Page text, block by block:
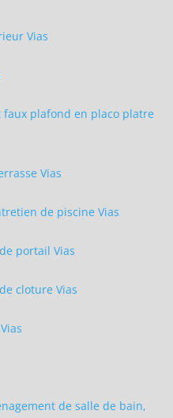
Vias
plafond en placo platre
Vias
de piscine Vias
portail Vias
cloture Vias
de salle de bain,